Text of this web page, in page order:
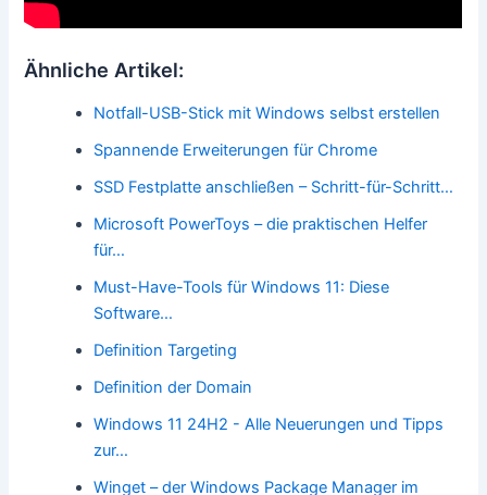
Ähnliche Artikel:
Notfall-USB-Stick mit Windows selbst erstellen
Spannende Erweiterungen für Chrome
SSD Festplatte anschließen – Schritt-für-Schritt…
Microsoft PowerToys – die praktischen Helfer
für…
Must-Have-Tools für Windows 11: Diese
Software…
Definition Targeting
Definition der Domain
Windows 11 24H2 - Alle Neuerungen und Tipps
zur…
Winget – der Windows Package Manager im